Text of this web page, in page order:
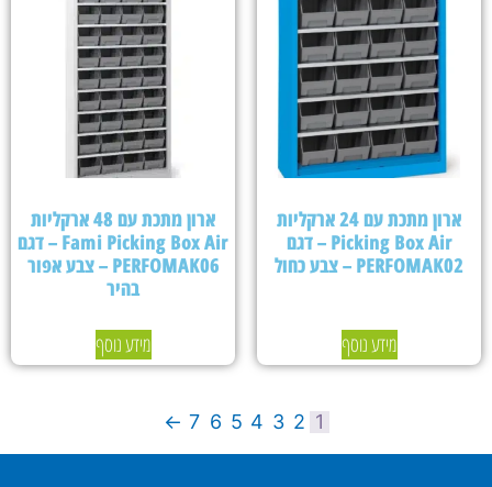
ארון מתכת עם 24 ארקליות
Picking Box Air – דגם
PERFOMAK02 – צבע כחול
מידע נוסף
ארון מתכת עם 48 ארקליות
Fami Picking Box Air – דגם
PERFOMAK06 – צבע אפור
בהיר
מידע נוסף
1
2
3
4
5
6
7
←